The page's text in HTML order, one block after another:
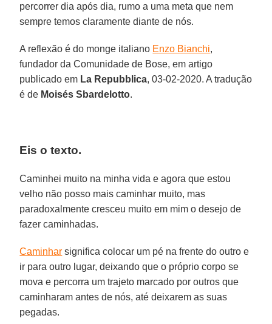
percorrer dia após dia, rumo a uma meta que nem
sempre temos claramente diante de nós.
A reflexão é do monge italiano Enzo Bianchi,
fundador da Comunidade de Bose, em artigo
publicado em La Repubblica, 03-02-2020. A tradução
é de Moisés Sbardelotto.
Eis o texto.
Caminhei muito na minha vida e agora que estou
velho não posso mais caminhar muito, mas
paradoxalmente cresceu muito em mim o desejo de
fazer caminhadas.
Caminhar significa colocar um pé na frente do outro e
ir para outro lugar, deixando que o próprio corpo se
mova e percorra um trajeto marcado por outros que
caminharam antes de nós, até deixarem as suas
pegadas.